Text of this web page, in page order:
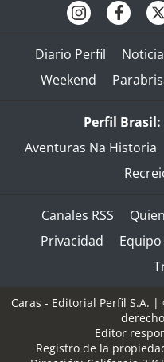
Diario Perfil
Weekend
Perfil Brasil:
Aventuras Na Historia
Canales RSS
Privacidad
Equipo
Caras - Editorial Perfil S.A. |
Editor
Registro de la